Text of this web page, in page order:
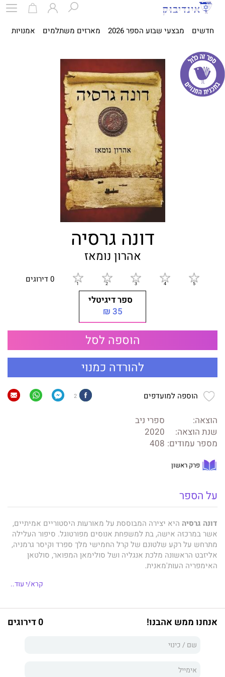
חדשים מבצעי שבוע הספר 2026 מארזים משתלמים אמנויות
דונה גרסיה
אהרון נומאז
0 דירוגים
ספר דיגיטלי
35 ₪
הוספה לסל
להורדה כמנוי
הוספה למועדפים 2
הוצאה:
ספרי ניב
שנת הוצאה:
2020
מספר עמודים: 408
פרק ראשון
על הספר
דונה גרסיה היא יצירה המבוססת על מאורעות היסטוריים אמיתיים,
אשר במרכזה אישה, בת למשפחת אנוסים מפורטוגל. סיפור העלילה
מתרחש על רקע שלטונם של קרל החמישי מלך ספרד וקיסר גרמניה,
אליזבט הראשונה מלכת אנגליה ושל סולימאן המפואר, סולטאן
האימפריה העות'מאנית.
מהלכים להצלת המוני אנוסים מציפורני האינקוויזיציה, ולקראת סוף
בארץ ישראל.
קרא/י עוד..
אנחנו ממש אהבנו! 0 דירוגים